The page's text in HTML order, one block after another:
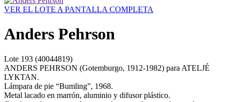
VER EL LOTE A PANTALLA COMPLETA
Anders Pehrson
Lote 193 (40044819)
ANDERS PEHRSON (Gotemburgo, 1912-1982) para ATELJÉ
LYKTAN.
Lámpara de pie “Bumling”, 1968.
Metal lacado en marrón, aluminio y difusor plástico.